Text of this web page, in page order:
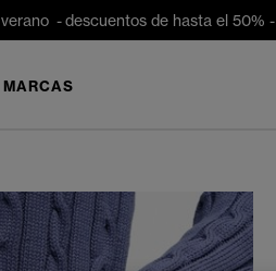
- descuentos de hasta el 50% -
MARCAS